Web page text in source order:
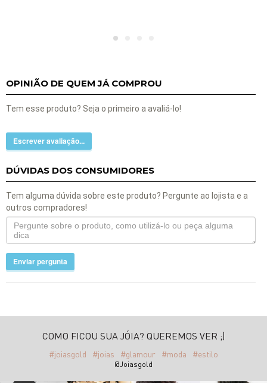
OPINIÃO DE QUEM JÁ COMPROU
Tem esse produto? Seja o primeiro a avaliá-lo!
Escrever avaliação...
DÚVIDAS DOS CONSUMIDORES
Tem alguma dúvida sobre este produto? Pergunte ao lojista e a
outros compradores!
Enviar pergunta
COMO FICOU SUA JÓIA? QUEREMOS VER ;)
#joiasgold #joias #glamour #moda #estilo
@Joiasgold